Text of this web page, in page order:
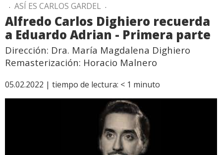
. ASÍ ES CARLOS GARDEL .
Alfredo Carlos Dighiero recuerda
a Eduardo Adrian - Primera parte
Dirección: Dra. María Magdalena Dighiero
Remasterización: Horacio Malnero
05.02.2022 | tiempo de lectura: < 1 minuto